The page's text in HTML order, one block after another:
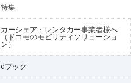
特集
カーシェア・レンタカー事業者様へ
（ドコモのモビリティソリューショ
ン）
dブック